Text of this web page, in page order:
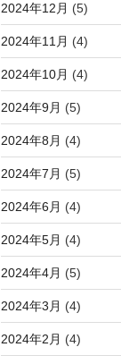
2024年12月 (5)
2024年11月 (4)
2024年10月 (4)
2024年9月 (5)
2024年8月 (4)
2024年7月 (5)
2024年6月 (4)
2024年5月 (4)
2024年4月 (5)
2024年3月 (4)
2024年2月 (4)